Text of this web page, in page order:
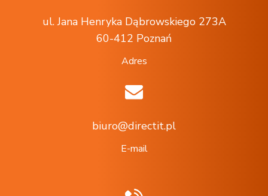
ul. Jana Henryka Dąbrowskiego 273A
60-412 Poznań
Adres
biuro@directit.pl
E-mail